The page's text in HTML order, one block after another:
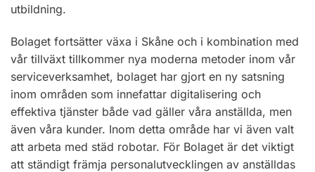
utbildning.
Bolaget fortsätter växa i Skåne och i kombination med
vår tillväxt tillkommer nya moderna metoder inom vår
serviceverksamhet, bolaget har gjort en ny satsning
inom områden som innefattar digitalisering och
effektiva tjänster både vad gäller våra anställda, men
även våra kunder. Inom detta område har vi även valt
att arbeta med städ robotar. För Bolaget är det viktigt
att ständigt främja personalutvecklingen av anställdas